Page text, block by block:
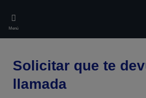
main
content
Menú
Solicitar que te
llamada